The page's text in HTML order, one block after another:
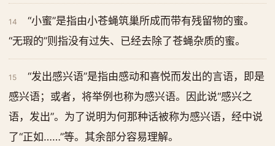
14
“小蜜”是指由小苍蝇筑巢所成而带有残留物的蜜。
“无瑕的”则指没有过失、已经去除了苍蝇杂质的蜜。
15
“发出感兴语”是指由感动和喜悦而发出的言语，即是
感兴语；或者，将举例也称为感兴语。因此说“感兴之
语，发出”。为了说明为何那种话被称为感兴语，经中说
了“正如……”等。其余部分容易理解。